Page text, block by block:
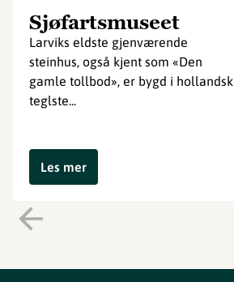
Sjøfartsmuseet
Larviks eldste gjenværende
steinhus, også kjent som «Den
gamle tollbod», er bygd i hollandsk
teglste...
Les mer